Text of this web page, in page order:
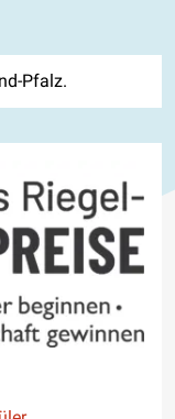
Pfalz.